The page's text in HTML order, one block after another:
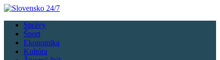
Správy
Šport
Ekonomika
Kultúra